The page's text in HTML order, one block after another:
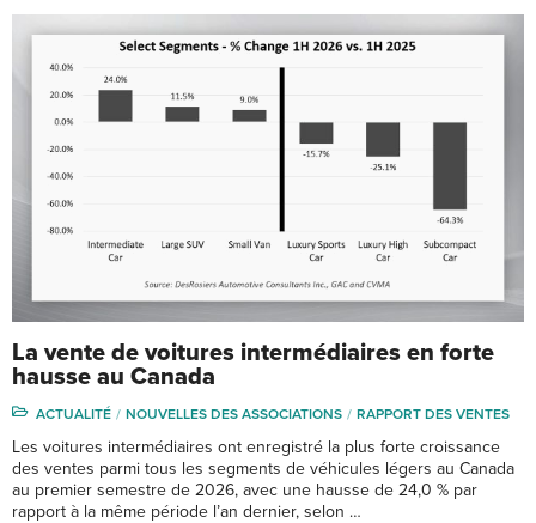
La vente de voitures intermédiaires en forte
hausse au Canada
ACTUALITÉ NOUVELLES DES ASSOCIATIONS RAPPORT DES VENTES
Les voitures intermédiaires ont enregistré la plus forte croissance
des ventes parmi tous les segments de véhicules légers au Canada
au premier semestre de 2026, avec une hausse de 24,0 % par
rapport à la même période l’an dernier, selon …